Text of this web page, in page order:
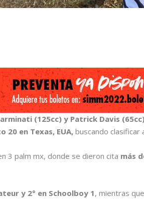
(125cc) y Patrick Davis
20 en Texas, EUA,buscando clasificar
3 palm mx, donde se dieron cita más
y 2° en Schoolboy 1, mientras que